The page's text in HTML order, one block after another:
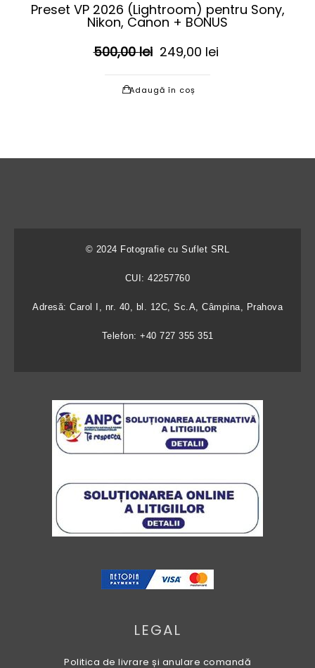
Preset VP 2026 (Lightroom) pentru Sony,
Nikon, Canon + BONUS
500,00lei Prețul
a
fost:
249,00 lei
Adaugă în coș
© 2024 Fotografie cu Suflet SRL
CUI: 42257760
Adresă: Carol I, nr. 40, bl. 12C, Sc.A, Câmpina, Prahova
Telefon: +40 727 355 351
LEGAL
Politica de livrare și anulare comandă